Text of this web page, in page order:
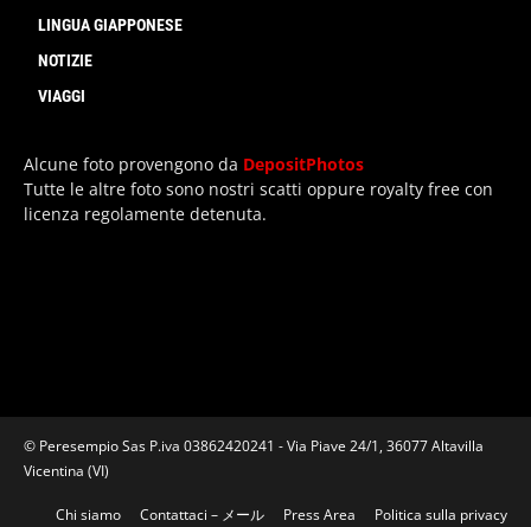
LINGUA GIAPPONESE
NOTIZIE
VIAGGI
Alcune foto provengono da DepositPhotos
Tutte le altre foto sono nostri scatti oppure royalty free con
licenza regolamente detenuta.
© Peresempio Sas P.iva 03862420241 - Via Piave 24/1, 36077 Altavilla
Vicentina (VI)
Chi siamo Contattaci – メール Press Area Politica sulla privacy